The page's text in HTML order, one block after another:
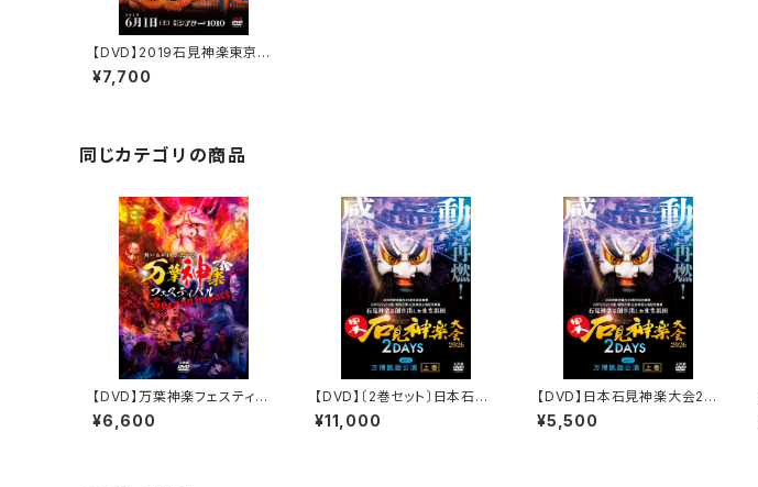
【DVD】2019石見神楽東京公
演 石見神楽亀山社中
¥7,700
同じカテゴリの商品
【DVD】万葉神楽フェスティバ
ル Second Impact
¥6,600
【DVD】〔2巻セット〕日本石見
神楽大会2026 2DAYS【DA
Y-1】万博凱旋公演
¥11,000
【DVD】日本石見神楽大会20
26 2DAYS【DAY-1】万博凱
旋公演〔上巻〕
¥5,500